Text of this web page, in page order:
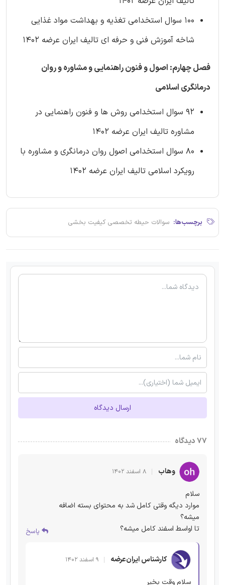
100 سوال استخدامی تغذیه و بهداشت مواد غذایی
شاخه آموزش فنی و حرفه ای تالیف ایران عرضه 1402
فصل چهارم: اصول و فنون راهنمایی و مشاوره و روان
درمانگری اسلامی
92 سوال استخدامی روش ها و فنون راهنمایی در
مشاوره تالیف ایران عرضه 1402
80 سوال استخدامی اصول روان درمانگری و مشاوره با
رویکرد اسلامی تالیف ایران عرضه 1402
برچسب‌ها: سوالات حیطه تخصصی کیفیت بخشی
ارسال دیدگاه
۷۷ دیدگاه
وهاب ۸ اسفند ۱۴۰۲
سلام
موارد دیگه وقتی کامل شد به محتوای بسته اضافه
میشه؟
تا اواسط اسفند کامل میشه؟
پاسخ
کارشناس ایران‌عرضه ۹ اسفند ۱۴۰۲
سلام وقت بخیر